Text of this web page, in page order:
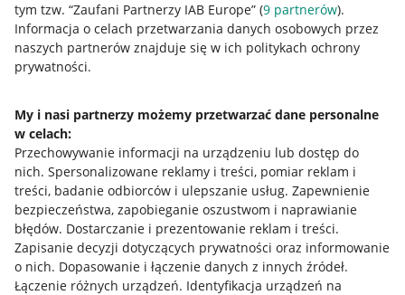
tym tzw. “Zaufani Partnerzy IAB Europe” (9 partnerów).
Informacja o celach przetwarzania danych osobowych przez
naszych partnerów znajduje się w ich politykach ochrony
prywatności.
My i nasi partnerzy możemy przetwarzać dane personalne
w celach:
Przechowywanie informacji na urządzeniu lub dostęp do
nich. Spersonalizowane reklamy i treści, pomiar reklam i
treści, badanie odbiorców i ulepszanie usług. Zapewnienie
bezpieczeństwa, zapobieganie oszustwom i naprawianie
błędów. Dostarczanie i prezentowanie reklam i treści.
Zapisanie decyzji dotyczących prywatności oraz informowanie
o nich. Dopasowanie i łączenie danych z innych źródeł.
Łączenie różnych urządzeń. Identyfikacja urządzeń na
Przydatne informacje
Jak to działa
Allegro Gadane dla sprzedających
Allegro Gadane dla kupujących
Mapa miejscowości
Informacje prawne
Regulamin